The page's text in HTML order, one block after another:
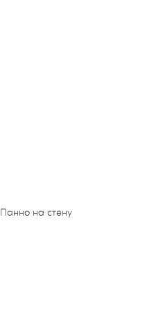
Панно на стену